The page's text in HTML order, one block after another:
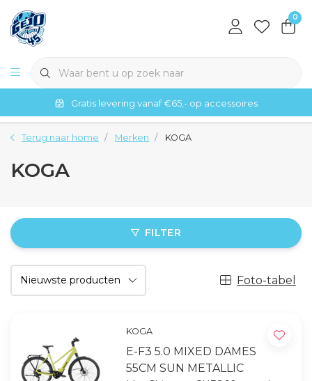
0
Gratis levering vanaf €65,- op accessoires
Terug naar home Merken KOGA
KOGA
FILTER
Foto-tabel
KOGA
E-F3 5.0 MIXED DAMES
55CM SUN METALLIC